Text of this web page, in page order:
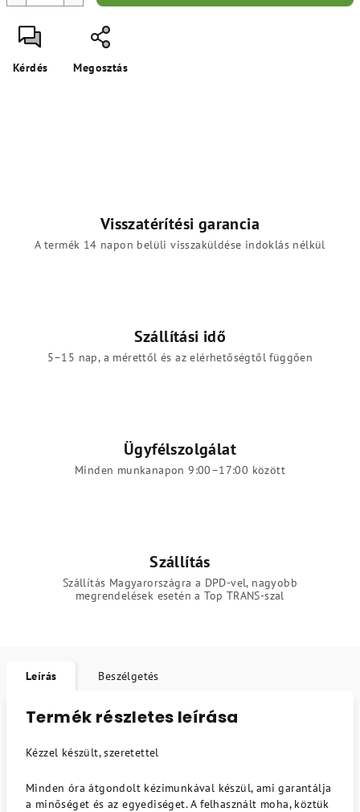
Kérdés Megosztás
Visszatérítési garancia
A termék 14 napon belüli visszaküldése indoklás nélkül
Szállítási idő
5–15 nap, a mérettől és az elérhetőségtől függően
Ügyfélszolgálat
Minden munkanapon 9:00–17:00 között
Szállítás
Szállítás Magyarországra a DPD-vel, nagyobb
megrendelések esetén a Top TRANS-szal
Leírás Beszélgetés
Termék részletes leírása
Kézzel készült, szeretettel
Minden óra átgondolt kézimunkával készül, ami garantálja
a minőséget és az egyediséget. A felhasznált moha, köztük